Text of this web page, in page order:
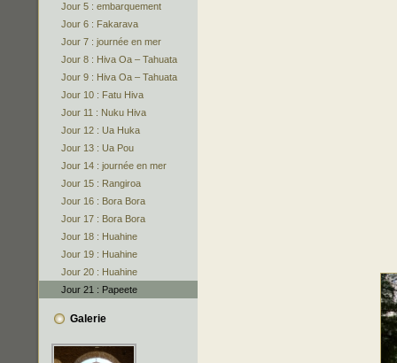
Jour 5 : embarquement
Jour 6 : Fakarava
Jour 7 : journée en mer
Jour 8 : Hiva Oa – Tahuata
Jour 9 : Hiva Oa – Tahuata
Jour 10 : Fatu Hiva
Jour 11 : Nuku Hiva
Jour 12 : Ua Huka
Jour 13 : Ua Pou
Jour 14 : journée en mer
Jour 15 : Rangiroa
Jour 16 : Bora Bora
Jour 17 : Bora Bora
Jour 18 : Huahine
Jour 19 : Huahine
Jour 20 : Huahine
Jour 21 : Papeete
Galerie